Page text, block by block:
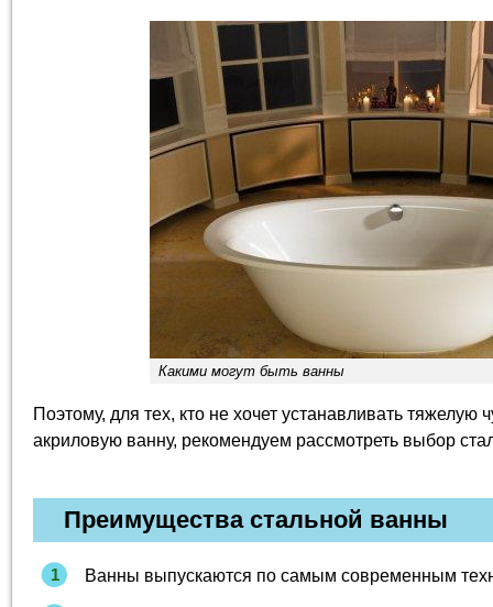
Какими могут быть ванны
Поэтому, для тех, кто не хочет устанавливать тяжелую
акриловую ванну, рекомендуем
Преимущества стальной ванны
Ванны выпускаются по самым современным